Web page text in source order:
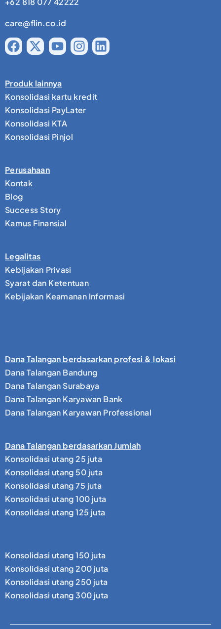
care@flin.co.id
Produk lainnya
Konsolidasi kartu kredit
Konsolidasi PayLater
Konsolidasi KTA
Konsolidasi Pinjol
Perusahaan
Kontak
Blog
Success Story
Kamus Finansial
Legalitas
Kebijakan Privasi
Syarat dan Ketentuan
Kebijakan Keamanan Informasi
Dana Talangan berdasarkan profesi & lokasi
Dana Talangan Bandung
Dana Talangan Surabaya
Dana Talangan Karyawan Bank
Dana Talangan Karyawan Professional
Dana Talangan berdasarkan Jumlah
Konsolidasi utang 25 juta
Konsolidasi utang 50 juta
Konsolidasi utang 75 juta
Konsolidasi utang 100 juta
Konsolidasi utang 125 juta
Konsolidasi utang 150 juta
Konsolidasi utang 200 juta
Konsolidasi utang 250 juta
Konsolidasi utang 300 juta